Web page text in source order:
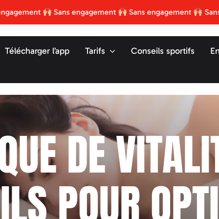
Sans engagement Sans engagement Sans
Télécharger l’app Tarifs Conseils sportifs
DE
POUR